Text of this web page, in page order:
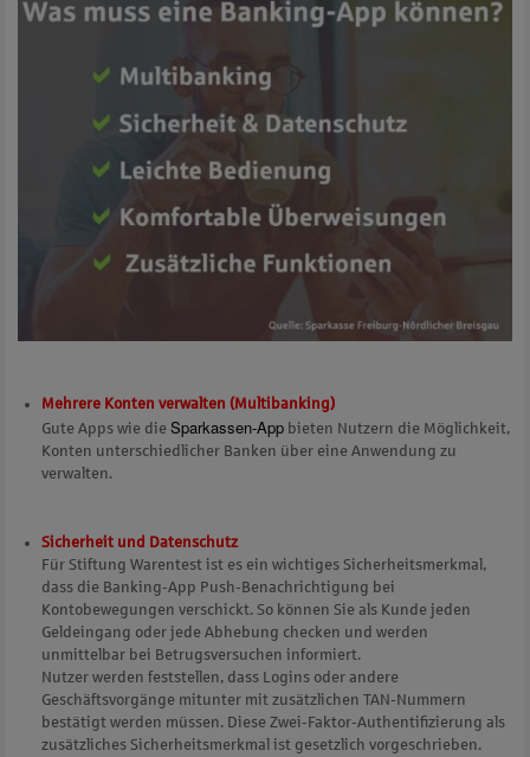
Mehrere Konten verwalten (Multibanking)
Gute Apps wie die Sparkassen-App bieten Nutzern die Möglichkeit,
Konten unterschiedlicher Banken über eine Anwendung zu
verwalten.
Sicherheit und Datenschutz
Für Stiftung Warentest ist es ein wichtiges Sicherheitsmerkmal,
dass die Banking-App Push-Benachrichtigung bei
Kontobewegungen verschickt. So können Sie als Kunde jeden
Geldeingang oder jede Abhebung checken und werden
unmittelbar bei Betrugsversuchen informiert.
Nutzer werden feststellen, dass Logins oder andere
Geschäftsvorgänge mitunter mit zusätzlichen TAN-Nummern
bestätigt werden müssen. Diese Zwei-Faktor-Authentifizierung als
zusätzliches Sicherheitsmerkmal ist gesetzlich vorgeschrieben.